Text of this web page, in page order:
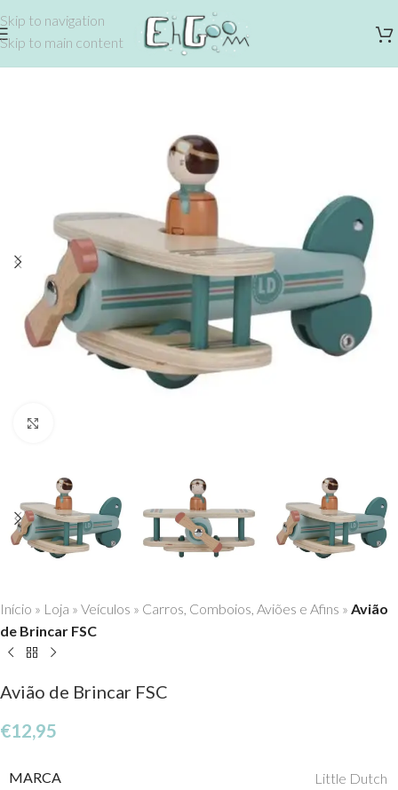
Skip to navigation
Skip to main content
Início » Loja » Veículos » Carros, Comboios, Aviões e Afins » Avião
de Brincar FSC
Avião de Brincar FSC
€12,95
MARCA Little Dutch